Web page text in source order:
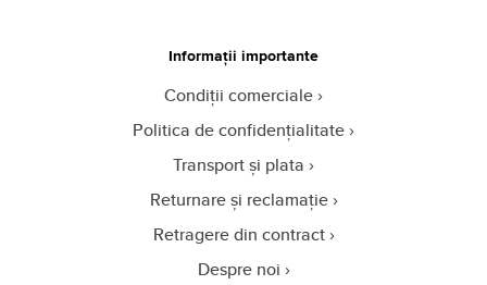
Informații importante
Condiții comerciale
Politica de confidențialitate
Transport și plata
Returnare și reclamație
Retragere din contract
Despre noi